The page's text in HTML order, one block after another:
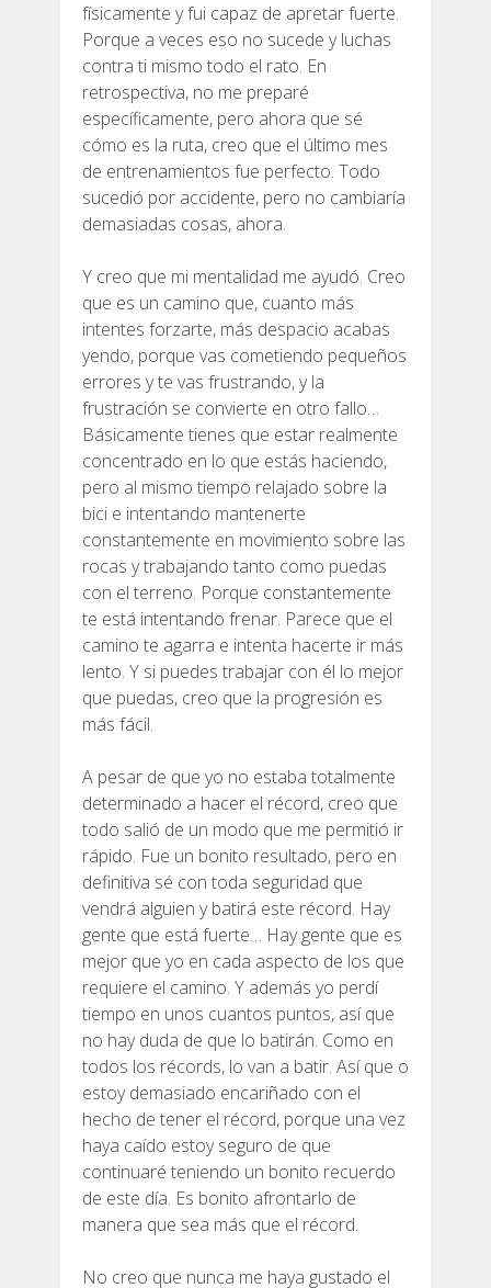
PROYECTO DE CONSERVACIÓN
0º PLÁSTICO
ESTUDIO SOBRE LOS PLÁSTICOS EN EL CAMÍ DE
CAVALLS
RECUPERACIÓN DE TORRENTES
RESEÑAS
CATALÀ
ENGLISH
DEUTSCH
físicamente y fui capaz de apretar fuerte.
Porque a veces eso no sucede y luchas
contra ti mismo todo el rato. En
retrospectiva, no me preparé
específicamente, pero ahora que sé
cómo es la ruta, creo que el último mes
de entrenamientos fue perfecto. Todo
sucedió por accidente, pero no cambiaría
demasiadas cosas, ahora.
Y creo que mi mentalidad me ayudó. Creo
que es un camino que, cuanto más
intentes forzarte, más despacio acabas
yendo, porque vas cometiendo pequeños
errores y te vas frustrando, y la
frustración se convierte en otro fallo…
Básicamente tienes que estar realmente
concentrado en lo que estás haciendo,
pero al mismo tiempo relajado sobre la
bici e intentando mantenerte
constantemente en movimiento sobre las
rocas y trabajando tanto como puedas
con el terreno. Porque constantemente
te está intentando frenar. Parece que el
camino te agarra e intenta hacerte ir más
lento. Y si puedes trabajar con él lo mejor
que puedas, creo que la progresión es
más fácil.
A pesar de que yo no estaba totalmente
determinado a hacer el récord, creo que
todo salió de un modo que me permitió ir
rápido. Fue un bonito resultado, pero en
definitiva sé con toda seguridad que
vendrá alguien y batirá este récord. Hay
gente que está fuerte… Hay gente que es
mejor que yo en cada aspecto de los que
requiere el camino. Y además yo perdí
tiempo en unos cuantos puntos, así que
no hay duda de que lo batirán. Como en
todos los récords, lo van a batir. Así que o
estoy demasiado encariñado con el
hecho de tener el récord, porque una vez
haya caído estoy seguro de que
continuaré teniendo un bonito recuerdo
de este día. Es bonito afrontarlo de
manera que sea más que el récord.
No creo que nunca me haya gustado el